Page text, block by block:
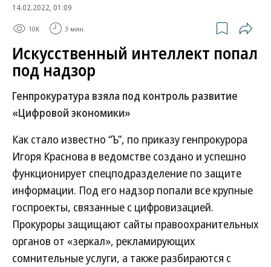
14.02.2022, 01:09
10K 3 мин.
Искусственный интеллект попал
под надзор
Генпрокуратура взяла под контроль развитие
«Цифровой экономики»
Как стало известно “Ъ”, по приказу генпрокурора
Игоря Краснова в ведомстве создано и успешно
функционирует спецподразделение по защите
информации. Под его надзор попали все крупные
госпроекты, связанные с цифровизацией.
Прокуроры защищают сайты правоохранительных
органов от «зеркал», рекламирующих
сомнительные услуги, а также разбираются с